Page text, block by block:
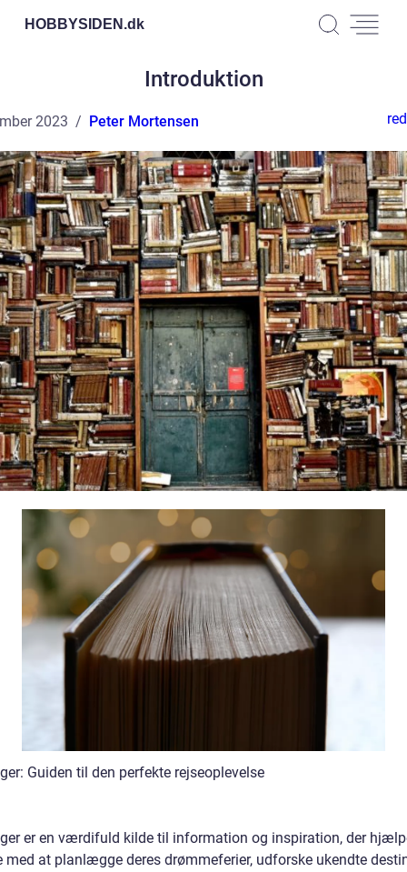
HOBBYSIDEN.dk
Introduktion
2023 Peter Mortensen
Guiden til den perfekte rejseoplevelse
er en værdifuld kilde til information og inspiration, der
med at planlægge deres drømmeferier, udforske ukendte